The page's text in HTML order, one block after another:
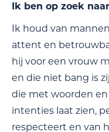
Ik ben op zoek naar
Ik houd van
attent en
hij voor een vrouw
en die niet bang is
die met woorden
intenties laat zien,
respecteert en van